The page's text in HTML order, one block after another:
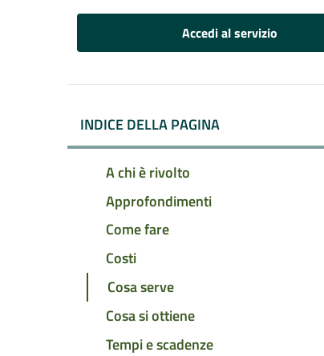
Accedi al servizio
INDICE DELLA PAGINA
A chi è rivolto
Approfondimenti
Come fare
Costi
Cosa serve
Cosa si ottiene
Tempi e scadenze